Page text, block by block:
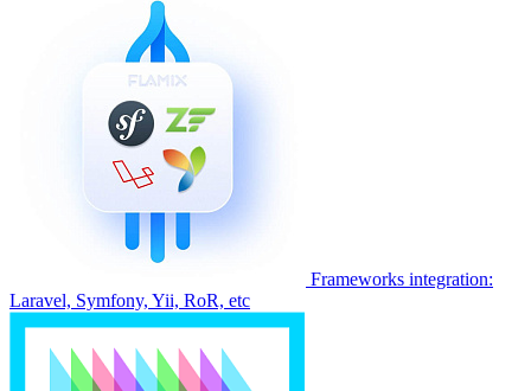
Frameworks integration:
Laravel, Symfony, Yii, RoR, etc